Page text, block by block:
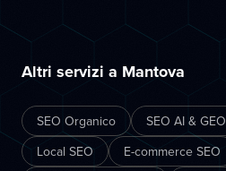
Altri servizi a Mantova
SEO Organico SEO AI & GEO
Local SEO
E-commerce SEO